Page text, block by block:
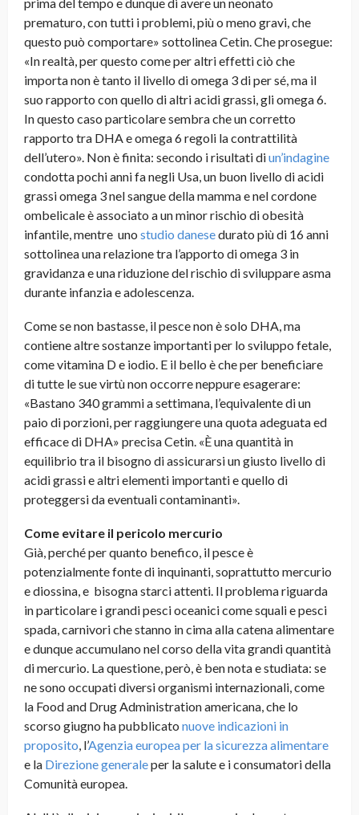
prima del tempo e dunque di avere un neonato
prematuro, con tutti i problemi, più o meno gravi, che
questo può comportare» sottolinea Cetin. Che prosegue:
«In realtà, per questo come per altri effetti ciò che
importa non è tanto il livello di omega 3 di per sé, ma il
suo rapporto con quello di altri acidi grassi, gli omega 6.
In questo caso particolare sembra che un corretto
rapporto tra DHA e omega 6 regoli la contrattilità
dell’utero». Non è finita: secondo i risultati diun’indagine
condotta pochi anni fa negli Usa, un buon livello di acidi
grassi omega 3 nel sangue della mamma e nel cordone
ombelicale è associato a un minor rischio di obesità
infantile, mentre uno studio danesedurato più di 16 anni
sottolinea una relazione tra l’apporto di omega 3 in
gravidanza e una riduzione del rischio di sviluppare asma
durante infanzia e adolescenza.
Come se non bastasse, il pesce non è solo DHA, ma
contiene altre sostanze importanti per lo sviluppo fetale,
come vitamina D e iodio. E il bello è che per beneficiare
di tutte le sue virtù non occorre neppure esagerare:
«Bastano 340 grammi a settimana, l’equivalente di un
paio di porzioni, per raggiungere una quota adeguata ed
efficace di DHA» precisa Cetin. «È una quantità in
equilibrio tra il bisogno di assicurarsi un giusto livello di
acidi grassi e altri elementi importanti e quello di
proteggersi da eventuali contaminanti».
Come evitare il pericolo mercurio
Già, perché per quanto benefico, il pesce è
potenzialmente fonte di inquinanti, soprattutto mercurio
e diossina, e bisogna starci attenti. Il problema riguarda
in particolare i grandi pesci oceanici come squali e pesci
spada, carnivori che stanno in cima alla catena alimentare
e dunque accumulano nel corso della vita grandi quantità
di mercurio. La questione, però, è ben nota e studiata: se
ne sono occupati diversi organismi internazionali, come
la Food and Drug Administration americana, che lo
scorso giugno ha pubblicato nuove indicazioni in
proposito, l’Agenzia europea per la sicurezza alimentare
e la Direzione generaleper la salute e i consumatori della
Comunità europea.